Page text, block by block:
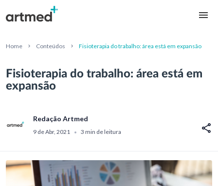
Home Conteúdos Fisioterapia do trabalho: área está em expansão
Fisioterapia do trabalho: área está em
expansão
Redação Artmed
9 de Abr, 2021 • 3 min de leitura